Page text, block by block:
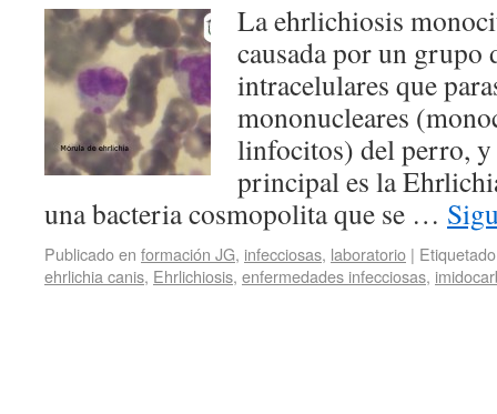
La ehrlichiosis
causada por un grupo
intracelulares que
mononucleares
linfocitos) del perro, y
principal es la
una bacteria cosmopolita que se …
Publicado en formación JG, infecciosas, laboratorio | Etiquetado
ehrlichia canis, Ehrlichiosis, enfermedades infecciosas,